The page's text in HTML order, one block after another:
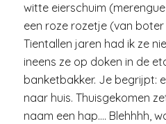
witte eierschuim
een roze rozetje (van
Tientallen jaren had ik ze
ineens ze op doken in de
banketbakker. Je begrijpt:
naar huis. Thuisgekomen
naam een hap…. Blehhhh,